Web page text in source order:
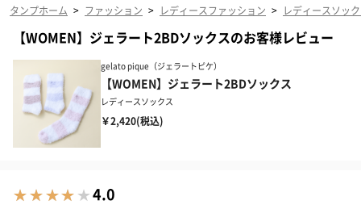
タンプホーム > ファッション > レディースファッション > レディースソッ
【WOMEN】ジェラート2BDソックスのお客様レビュー
gelato pique（ジェラートピケ）
【WOMEN】ジェラート2BDソックス
レディースソックス
￥2,420(税込)
4.0